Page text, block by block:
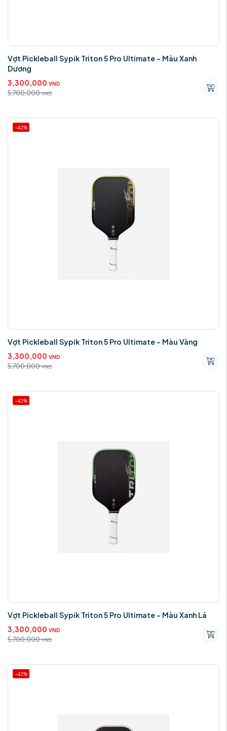
Vợt Pickleball Sypik Triton 5 Pro Ultimate - Màu Xanh
Dương
3,300,000 VND
5,700,000 VND
-42%
Vợt Pickleball Sypik Triton 5 Pro Ultimate - Màu Vàng
3,300,000 VND
5,700,000 VND
-42%
Vợt Pickleball Sypik Triton 5 Pro Ultimate - Màu Xanh Lá
3,300,000 VND
5,700,000 VND
-42%